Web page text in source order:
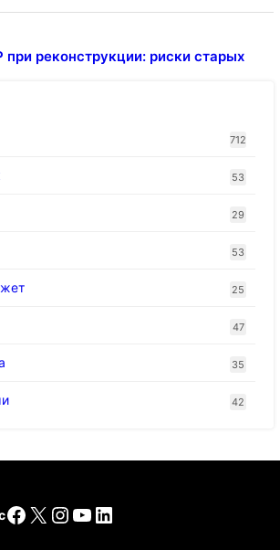
реконструкции: риски старых
712
53
29
53
25
47
35
42
Facebook
X Instagram
YouTube
LinkedIn